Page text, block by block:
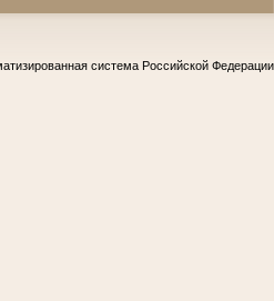
система Российской